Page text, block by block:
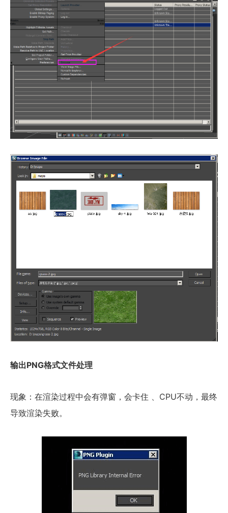
输出PNG格式文件处理
现象：在渲染过程中会有弹窗，会卡住 、CPU不动，最终
导致渲染失败。